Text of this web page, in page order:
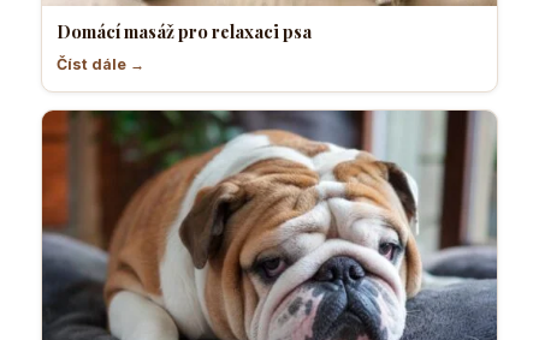
Domácí masáž pro relaxaci psa
Číst dále →